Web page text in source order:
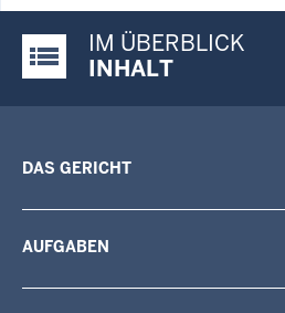
Justiz-Portal im Überblick:
IM ÜBERBLICK
INHALT
DAS GERICHT
AUFGABEN